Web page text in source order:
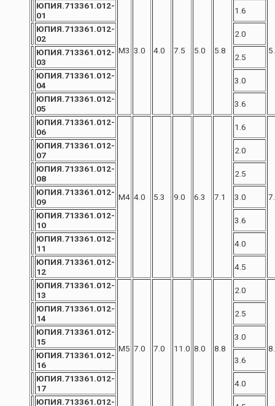
М3 3.0 4.0 7.5 5.0 5.8
ЮПИЯ.713361.012-
01
1.6
ЮПИЯ.713361.012-
02
2.0
ЮПИЯ.713361.012-
03
2.5
ЮПИЯ.713361.012-
04
3.0
ЮПИЯ.713361.012-
05
3.6
ЮПИЯ.713361.012-
06
М4 4.0 5.3 9.0 6.3 7.1
1.6
ЮПИЯ.713361.012-
07
2.0
ЮПИЯ.713361.012-
08
2.5
ЮПИЯ.713361.012-
09
3.0
ЮПИЯ.713361.012-
10
3.6
ЮПИЯ.713361.012-
11
4.0
ЮПИЯ.713361.012-
12
4.5
ЮПИЯ.713361.012-
13
М5 7.0 7.0 11.0 8.0 8.8
2.0
ЮПИЯ.713361.012-
14
2.5
ЮПИЯ.713361.012-
15
3.0
ЮПИЯ.713361.012-
16
3.6
ЮПИЯ.713361.012-
17
4.0
ЮПИЯ.713361.012-